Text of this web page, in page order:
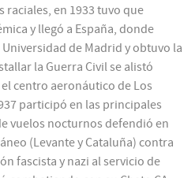
raciales, en 1933 tuvo que
y llegó a España, donde
de Madrid y obtuvo la
la Guerra Civil se alistó
centro aeronáutico de Los
participó en las principales
vuelos nocturnos defendió en
(Levante y Cataluña) contra
fascista y nazi al servicio de